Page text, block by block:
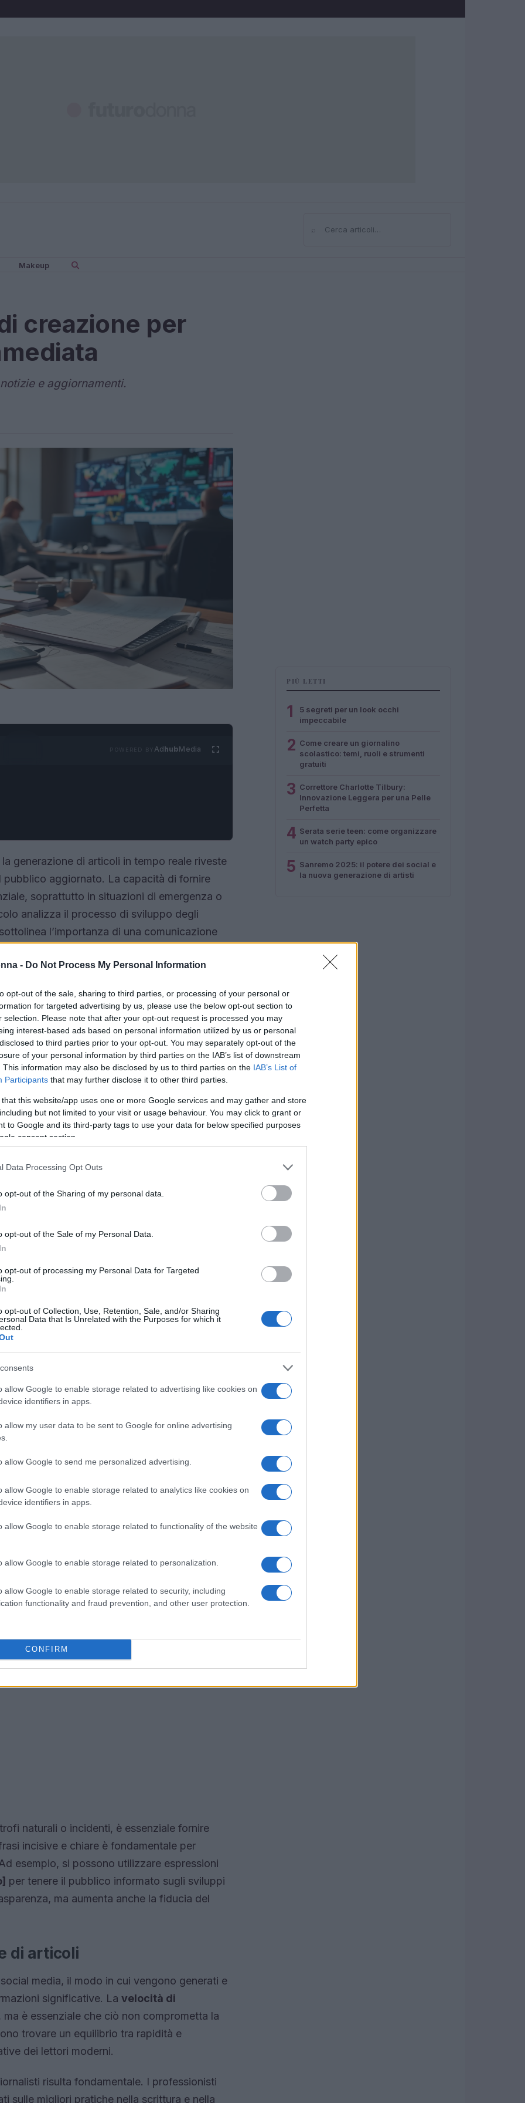
- Do Not Process My Personal Information
opt-out of the sale, sharing to third parties, or processing of your personal or
for targeted advertising by us, please use the below opt-out section to
selection. Please note that after your opt-out request is processed you may
interest-based ads based on personal information utilized by us or personal
to third parties prior to your opt-out. You may separately opt-out of the
of your personal information by third parties on the IAB’s list of downstream
This information may also be disclosed by us to third parties on the IAB’s List of
Participants that may further disclose it to other third parties.
that this website/app uses one or more Google services and may gather and store
but not limited to your visit or usage behaviour. You may click to grant or
to Google and its third-party tags to use your data for below specified purposes
consent section.
Data Processing Opt Outs
opt-out of the Sharing of my personal data.
opt-out of the Sale of my Personal Data.
opt-out of processing my Personal Data for Targeted
opt-out of Collection, Use, Retention, Sale, and/or Sharing
Data that Is Unrelated with the Purposes for which it
allow Google to enable storage related to advertising like cookies on
identifiers in apps.
allow my user data to be sent to Google for online advertising
allow Google to send me personalized advertising.
allow Google to enable storage related to analytics like cookies on
identifiers in apps.
allow Google to enable storage related to functionality of the website
allow Google to enable storage related to personalization.
allow Google to enable storage related to security, including
functionality and fraud prevention, and other user protection.
CONFIRM
⌕Cerca
Makeup
creazione per
e aggiornamenti.
AdhubMedia
generazione di articoli in tempo reale riveste
pubblico aggiornato. La capacità di fornire
soprattutto in situazioni di emergenza o
analizza il processo di sviluppo degli
l’importanza di una comunicazione
degli articoli
di passaggi fondamentali. Innanzitutto, è
5W: chi, cosa, quando, dove e perché.
l’attenzione del lettore. Ad
il lead dovrebbe includere informazioni su chi
è accaduto, e perché è rilevante per il
invertitarisulta cruciale. In cima all’articolo
dai dettagli che forniscono un
ai lettori di ottenere rapidamente le
l’intero articolo. La capacità di
è una competenza fondamentale per
è l’uso difonti affidabili
oculari rappresentano fonti primarie da cui i
garantire che i dati riportati siano
informazioni errate o non verificate
e del mezzo di informazione.
naturali o incidenti, è essenziale fornire
incisive e chiare è fondamentale per
esempio, si possono utilizzare espressioni
per tenere il pubblico informato sugli sviluppi
ma aumenta anche la fiducia del
di articoli
media, il modo in cui vengono generati e
significative. La velocità di
è essenziale che ciò non comprometta la
trovare un equilibrio tra rapidità e
dei lettori moderni.
risulta fondamentale. I professionisti
sulle migliori pratiche nella scrittura e nella
PIÙ LETTI
1
5 segreti per un look occhi
impeccabile
2 Come creare un giornalino
scolastico: temi, ruoli e strumenti
gratuiti
3 Correttore Charlotte Tilbury:
Innovazione Leggera per una Pelle
Perfetta
4 Serata serie teen: come organizzare
un watch party epico
5 Sanremo 2025: il potere dei social e
la nuova generazione di artisti